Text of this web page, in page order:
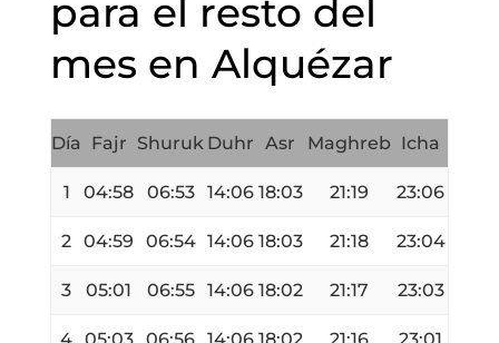
para el resto del
mes en Alquézar
Día Fajr Shuruk Duhr Asr Maghreb Icha
1 04:58 06:53 14:06 18:03 21:19 23:06
2 04:59 06:54 14:06 18:03 21:18 23:04
3 05:01 06:55 14:06 18:02 21:17 23:03